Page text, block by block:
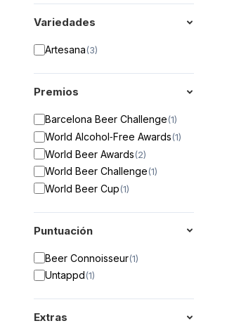
Variedades
Artesana(3)
Premios
Barcelona Beer Challenge(1)
World Alcohol‑Free Awards(1)
World Beer Awards(2)
World Beer Challenge(1)
World Beer Cup(1)
Puntuación
Beer Connoisseur(1)
Untappd(1)
Extras